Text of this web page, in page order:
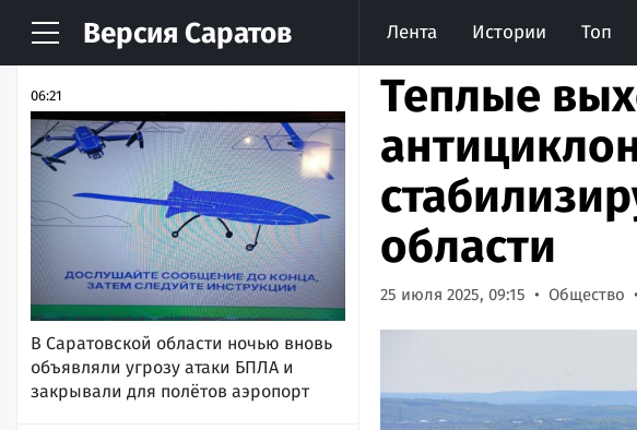
Версия Саратов Лента Истории Топ
НОВОСТИ АРХИВ
06:21
В Саратовской области ночью вновь
объявляли угрозу атаки БПЛА и
закрывали для полётов аэропорт
Теплые
области
25 июля 2025, 09:15 Общество